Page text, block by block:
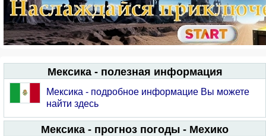
Мексика - полезная информация
Мексика - подробное информацие Вы можете
найти здесь
Мексика - прогноз погоды - Мехико